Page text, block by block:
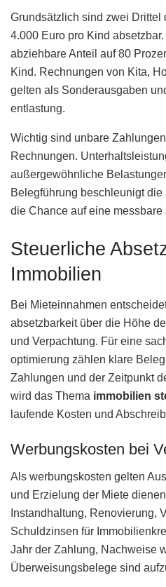
Grundsätzlich sind zwei Drittel
4.000 Euro pro Kind
abziehbare Anteil auf 80
Kind. Rechnungen von Kita,
gelten als Sonderausgaben
entlastung.
Wichtig sind unbare
Rechnungen.
außergewöhnliche
Belegführung beschleunigt
die Chance auf eine messbare
Steuerliche
Immobilien
Bei Mieteinnahmen
absetzbarkeit über die Höhe
und Verpachtung. Für eine
optimierung zählen klare
Zahlungen und der Zeitpunkt
wird das Thema immobilien
laufende Kosten und
Werbungskosten bei
Als werbungskosten gelten
und Erzielung der Miete
Instandhaltung, Renovierung,
Schuldzinsen für
Jahr der Zahlung, Nachweise
Überweisungsbelege sind